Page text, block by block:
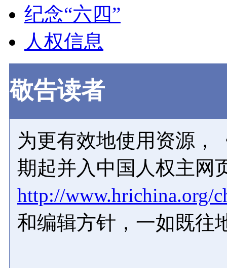
纪念“六四”
人权信息
敬告读者
为更有效地使用资源，
期起并入中国人权主网
http://www.hrichina.org/
和编辑方针，一如既往